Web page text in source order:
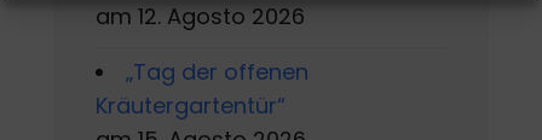
am 12. Agosto 2026
„Tag der offenen
Kräutergartentür“